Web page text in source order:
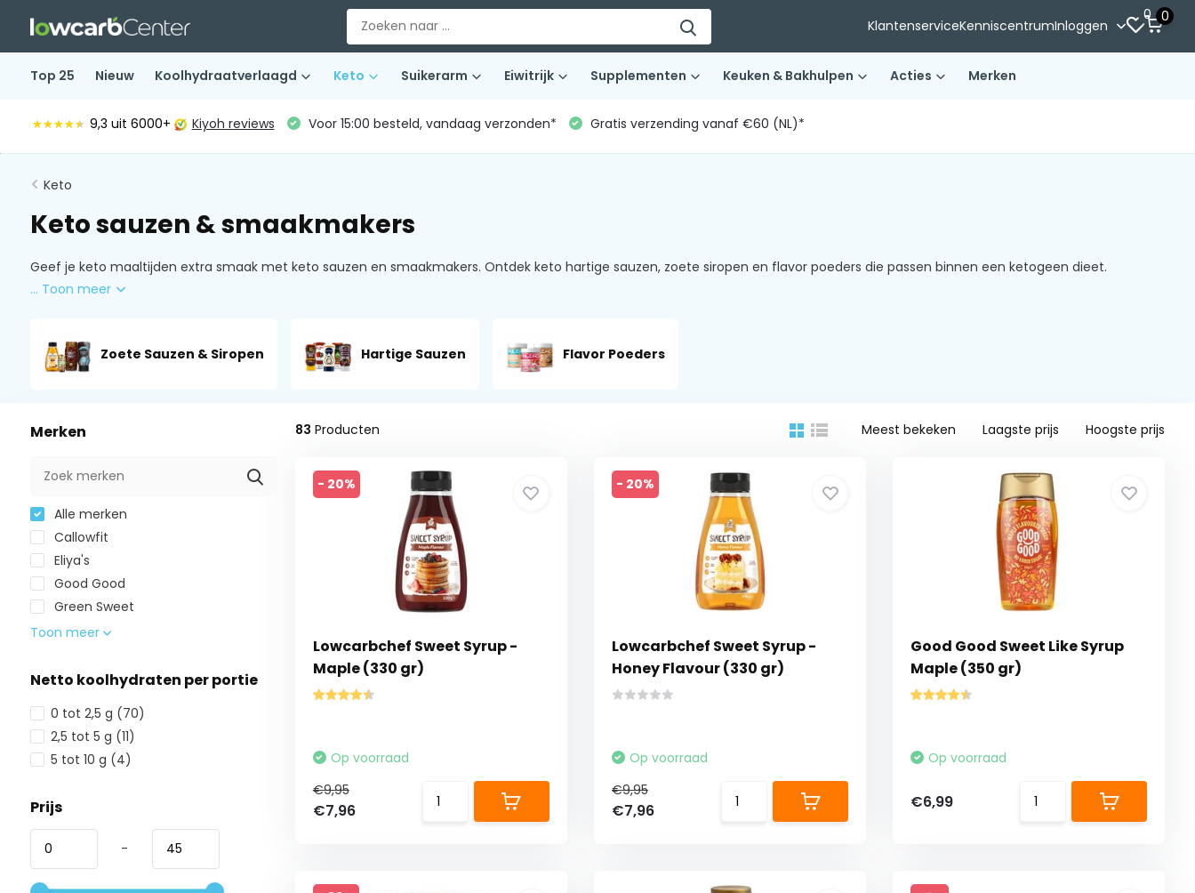
KlantenserviceKenniscentrumInloggen
0 0
Top 25 Nieuw Koolhydraatverlaagd Keto Suikerarm Eiwitrijk Supplementen Keuken & Bakhulpen Acties Merken
★★★★★
★★★★★ 9,3 uit 6000+ Kiyoh reviews Voor 15:00 besteld, vandaag verzonden* Gratis verzending vanaf €60 (NL)*
Keto
Keto sauzen & smaakmakers
Geef je keto maaltijden extra smaak met keto sauzen en smaakmakers. Ontdek keto hartige sauzen, zoete siropen en flavor poeders die passen binnen een ketogeen dieet.
... Toon meer
Zoete Sauzen & Siropen Hartige Sauzen Flavor Poeders
Merken
Alle merken
Callowfit
Eliya's
Good Good
Green Sweet
Toon meer
Netto koolhydraten per portie
0 tot 2,5 g (70)
2,5 tot 5 g (11)
5 tot 10 g (4)
Prijs
-
83 Producten Meest bekeken Laagste prijs Hoogste prijs
- 20%
Lowcarbchef Sweet Syrup -
Maple (330 gr)
Op voorraad
€9,95
€7,96
- 20%
Lowcarbchef Sweet Syrup -
Honey Flavour (330 gr)
Op voorraad
€9,95
€7,96
Good Good Sweet Like Syrup
Maple (350 gr)
Op voorraad
€6,99